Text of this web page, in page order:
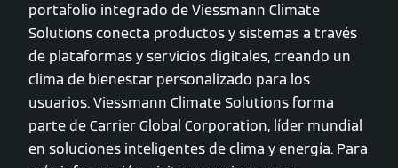
portafolio integrado de Viessmann Climate
Solutions conecta productos y sistemas a través
de plataformas y servicios digitales, creando un
clima de bienestar personalizado para los
usuarios. Viessmann Climate Solutions forma
parte de Carrier Global Corporation, líder mundial
en soluciones inteligentes de clima y energía. Para